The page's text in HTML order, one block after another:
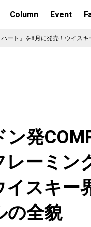
Column Event
ート』を8月に発売！ウイス
発
レーミン
イスキー
の全貌